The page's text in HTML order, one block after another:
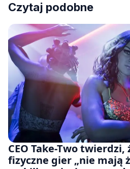
Czytaj podobne
CEO Take-Two twierdzi,
fizyczne gier „nie mają